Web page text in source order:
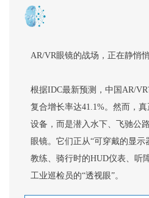
AR/VR眼镜的战场，正在静悄悄
根据IDC最新预测，中国AR/
复合增长率达41.1%。然而，
设备，而是潜入水下、飞驰公
眼镜。它们正从“可穿戴的显
教练、骑行时的HUD仪表、听
工业巡检员的“透视眼”。